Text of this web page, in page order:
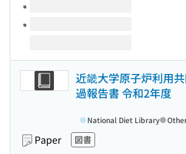
近畿大学原子炉利用
過報告書 令和2年度
Paper 図書
National Diet Library